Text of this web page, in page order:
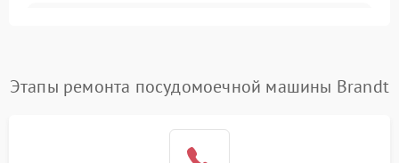
воды
1800 ₽ Подробнее →
Этапы ремонта посудомоечной машины Brandt